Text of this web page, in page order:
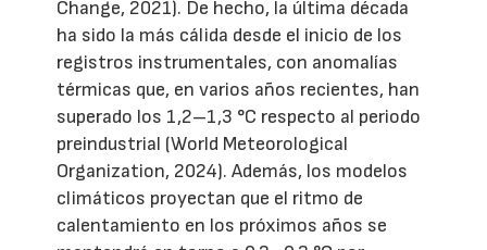
Change, 2021). De hecho, la última década
ha sido la más cálida desde el inicio de los
registros instrumentales, con anomalías
térmicas que, en varios años recientes, han
superado los 1,2–1,3 °C respecto al periodo
preindustrial (World Meteorological
Organization, 2024). Además, los modelos
climáticos proyectan que el ritmo de
calentamiento en los próximos años se